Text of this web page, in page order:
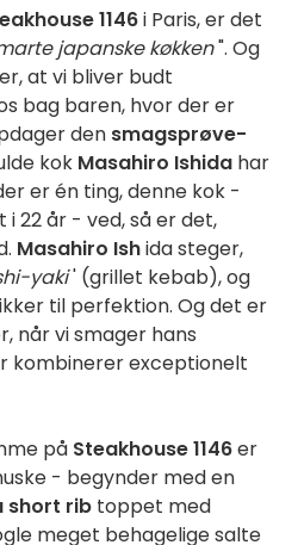
1146i Paris, er det
japanske køkken". Og
at vi bliver budt
bag baren, hvor der er
den smagsprøve-
kok Masahiro Ishida har
er én ting, denne kok -
22 år - ved, så er det,
Masahiro Ishida steger,
yaki' (grillet kebab), og
til perfektion. Og det er
når vi smager hans
kombinerer exceptionelt
på Steakhouse 1146er
- begynder med en
short rib toppet med
meget behagelige salte